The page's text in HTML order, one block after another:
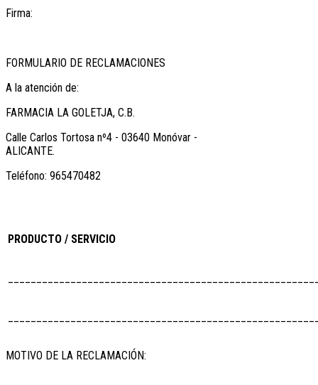
Firma:
FORMULARIO DE RECLAMACIONES
A la atención de:
FARMACIA LA GOLETJA, C.B.
Calle Carlos Tortosa nº4 - 03640 Monóvar -
ALICANTE.
Teléfono: 965470482
PRODUCTO / SERVICIO
MOTIVO DE LA RECLAMACIÓN: